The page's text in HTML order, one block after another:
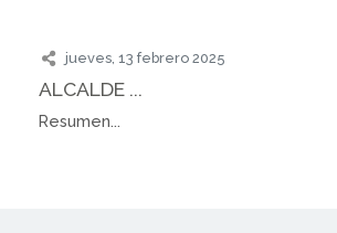
jueves, 13 febrero 2025
ALCALDE ...
Resumen...